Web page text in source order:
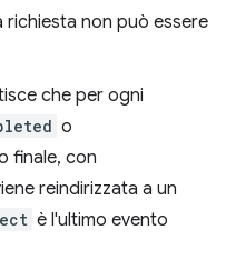
non può essere
che per ogni
o
finale, con
reindirizzata a un
è l'ultimo evento